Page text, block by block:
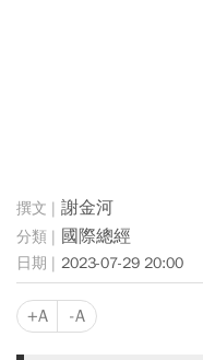
謝金河
國際總經
2023-07-29 20:00
+A -A